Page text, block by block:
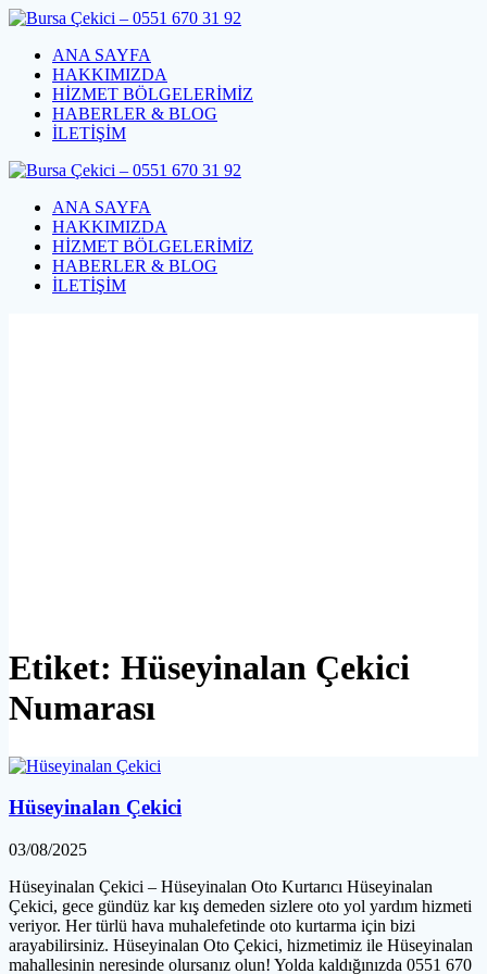
Skip
contentANA SAYFA
HAKKIMIZDA
HİZMET BÖLGELERİMİZ
HABERLER & BLOG
İLETİŞİM
ANA SAYFA
HAKKIMIZDA
HİZMET BÖLGELERİMİZ
HABERLER & BLOG
İLETİŞİM
Etiket: Hüseyinalan Çekici
Numarası
Hüseyinalan Çekici
03/08/2025
Hüseyinalan Çekici – Hüseyinalan Oto Kurtarıcı Hüseyinalan
Çekici, gece gündüz kar kış demeden sizlere oto yol yardım hizmeti
veriyor. Her türlü hava muhalefetinde oto kurtarma için bizi
arayabilirsiniz. Hüseyinalan Oto Çekici, hizmetimiz ile Hüseyinalan
mahallesinin neresinde olursanız olun! Yolda kaldığınızda 0551 670